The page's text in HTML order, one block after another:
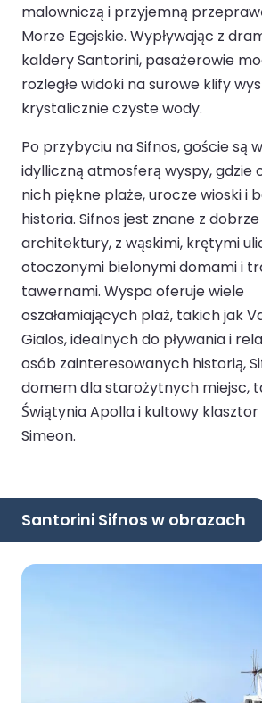
malowniczą i przyjemną
Morze Egejskie. Wypływając z
kaldery Santorini, pasażerowie
rozległe widoki na surowe klify
krystalicznie czyste wody.
Po przybyciu na Sifnos, goście są
idylliczną atmosferą wyspy, gdzie
nich piękne plaże, urocze wioski i
historia. Sifnos jest znane z
architektury, z wąskimi, krętymi
otoczonymi bielonymi domami i
tawernami. Wyspa oferuje wiele
oszałamiających plaż, takich jak
Gialos, idealnych do pływania i
osób zainteresowanych historią,
domem dla starożytnych miejsc,
Świątynia Apolla i kultowy klasztor
Simeon.
Santorini Sifnos w obrazach